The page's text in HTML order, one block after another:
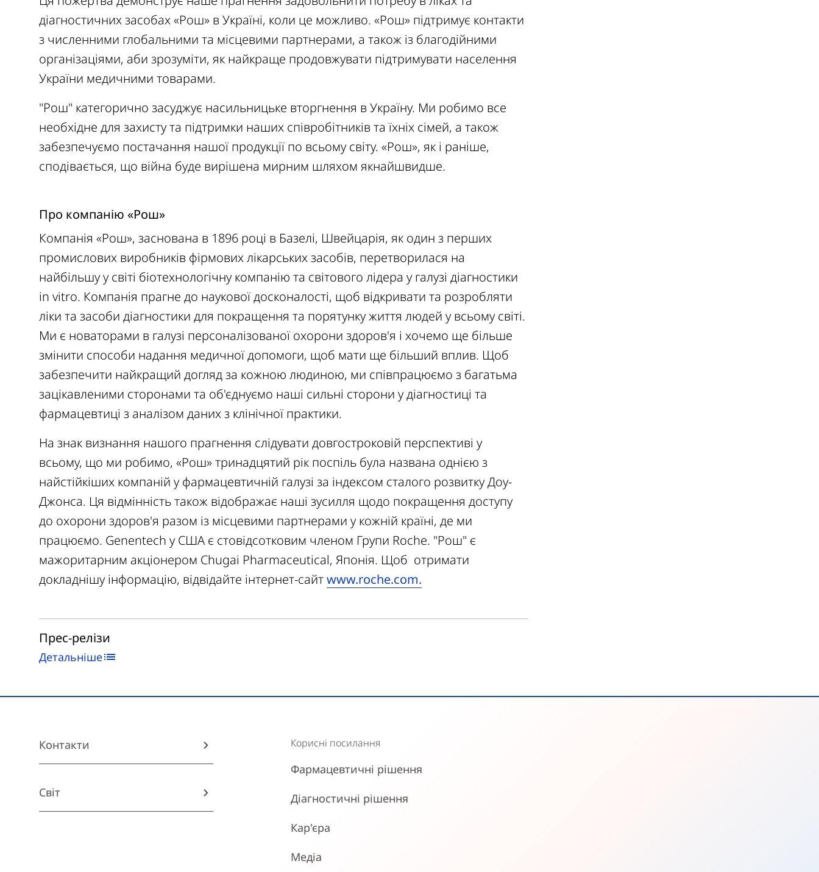
діагностичних засобах «Рош» в Україні, коли це можливо. «Рош» підтримує контакти
з численними глобальними та місцевими партнерами, а також із благодійними
організаціями, аби зрозуміти, як найкраще продовжувати підтримувати населення
України медичними товарами.
"Рош" категорично засуджує насильницьке вторгнення в Україну. Ми робимо все
необхідне для захисту та підтримки наших співробітників та їхніх сімей, а також
забезпечуємо постачання нашої продукції по всьому світу. «Рош», як і раніше,
сподівається, що війна буде вирішена мирним шляхом якнайшвидше.
Про компанію «Рош»
Компанія «Рош», заснована в 1896 році в Базелі, Швейцарія, як один з перших
промислових виробників фірмових лікарських засобів, перетворилася на
найбільшу у світі біотехнологічну компанію та світового лідера у галузі діагностики
in vitro. Компанія прагне до наукової досконалості, щоб відкривати та розробляти
ліки та засоби діагностики для покращення та порятунку життя людей у ​​всьому світі.
Ми є новаторами в галузі персоналізованої охорони здоров'я і хочемо ще більше
змінити способи надання медичної допомоги, щоб мати ще більший вплив. Щоб
забезпечити найкращий догляд за кожною людиною, ми співпрацюємо з багатьма
зацікавленими сторонами та об'єднуємо наші сильні сторони у діагностиці та
фармацевтиці з аналізом даних з клінічної практики.
На знак визнання нашого прагнення слідувати довгостроковій перспективі у
всьому, що ми робимо, «Рош» тринадцятий рік поспіль була названа однією з
найстійкіших компаній у фармацевтичній галузі за індексом сталого розвитку Доу-
Джонса. Ця відмінність також відображає наші зусилля щодо покращення доступу
до охорони здоров'я разом із місцевими партнерами у кожній країні, де ми
працюємо. Genentech у США є стовідсотковим членом Групи Roche. "Рош" є
мажоритарним акціонером Chugai Pharmaceutical, Японія. Щоб отримати
докладнішу інформацію, відвідайте інтернет-сайтwww.roche.com.
Прес-релізи
Детальніше
Контакти
Світ
Корисні посилання
Фармацевтичні рішення
Діагностичні рішення
Кар'єра
Медіа